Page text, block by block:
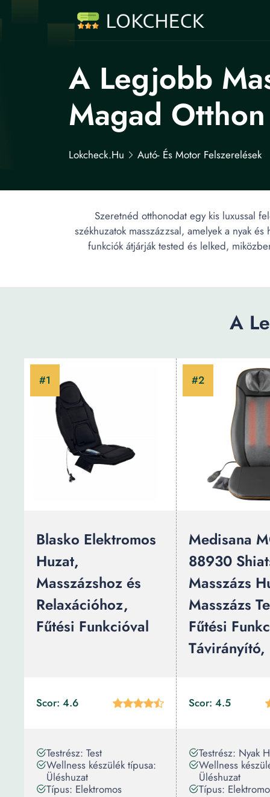
A Legjobb
Magad Otthon
Lokcheck.hu Autó- És Motor Felszerelések
Szeretnéd otthonodat egy kis luxussal
székhuzatok masszázzsal, amelyek a nyak
funkciók átjárják tested és lelked,
A
Blasko Elektromos
Huzat,
Masszázshoz és
Relaxációhoz,
Fűtési Funkcióval
Scor: 4.6
Testrész: Test
Wellness készülék típusa:
Üléshuzat
Típus: Elektromos
Medisana
88930
Masszázs
Masszázs
Fűtési
Távirányító,
Scor: 4.5
Testrész: Nyak
Wellness
Üléshuzat
Típus: